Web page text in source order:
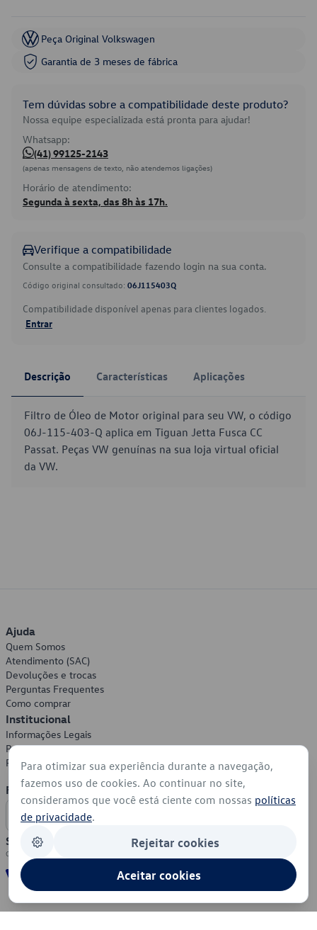
Peça Original Volkswagen
Garantia de 3 meses de fábrica
Tem dúvidas sobre a compatibilidade deste produto?
Nossa equipe especializada está pronta para ajudar!
Whatsapp:
(41) 99125-2143
(apenas mensagens de texto, não atendemos ligações)
Horário de atendimento:
Segunda à sexta, das 8h às 17h.
Verifique a compatibilidade
Consulte a compatibilidade fazendo login na sua conta.
Código original consultado: 06J115403Q
Compatibilidade disponível apenas para clientes logados.
Entrar
Descrição Características Aplicações
Filtro de Óleo de Motor original para seu VW, o código
06J-115-403-Q aplica em Tiguan Jetta Fusca CC
Passat. Peças VW genuínas na sua loja virtual oficial
da VW.
Ajuda
Quem Somos
Atendimento (SAC)
Devoluções e trocas
Perguntas Frequentes
Como comprar
Institucional
Informações Legais
Política de Privacidade
Política de Cookies
Formas de Pagamento
Segurança
Para otimizar sua experiência durante a navegação,
fazemos uso de cookies. Ao continuar no site,
consideramos que você está ciente com nossas políticas
de privacidade.
Rejeitar cookies
Aceitar cookies